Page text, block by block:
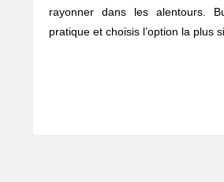
rayonner dans les alentours.
pratique et choisis l’option la plus